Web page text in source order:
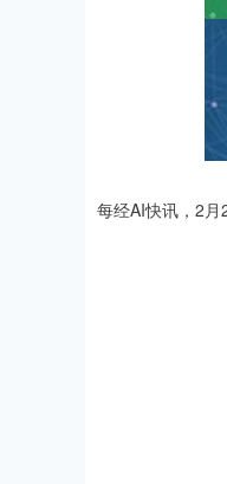
每经AI快讯，2月